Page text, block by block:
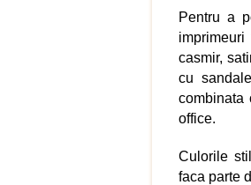
Pentru a
casmir,
cu
combinata
office.
Culorile
faca parte